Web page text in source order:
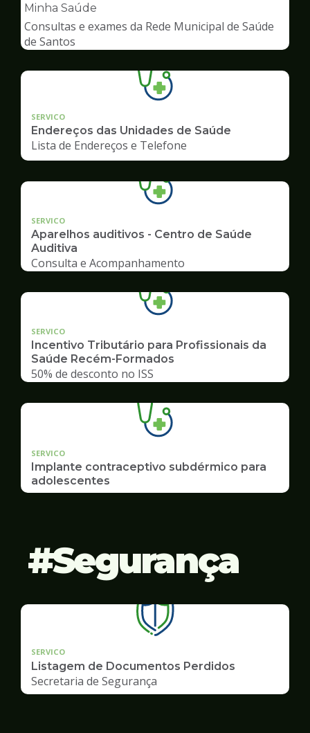
de
Saúde
Minha Saúde
Consultas e exames da Rede Municipal de Saúde
de Santos
SERVICO
Endereços das Unidades de Saúde
Lista de Endereços e Telefone
SERVICO
Aparelhos auditivos - Centro de Saúde
Auditiva
Consulta e Acompanhamento
SERVICO
Incentivo Tributário para Profissionais da
Saúde Recém-Formados
50% de desconto no ISS
SERVICO
Implante contraceptivo subdérmico para
adolescentes
Segurança
SERVICO
Listagem de Documentos Perdidos
Secretaria de Segurança